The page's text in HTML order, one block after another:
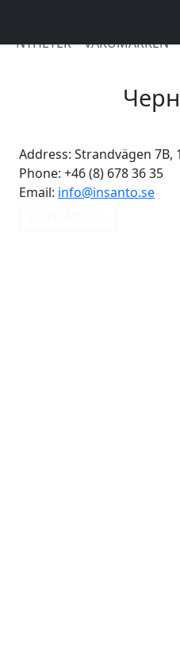
NYHETER
VARUMÄRKEN
Address: Strandvägen 7B,
Phone: +46 (8) 678 36 35
Email: info@insanto.se